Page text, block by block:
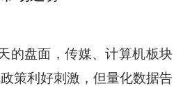
盘面，传媒、计算机板块
策利好刺激，但量化数据告